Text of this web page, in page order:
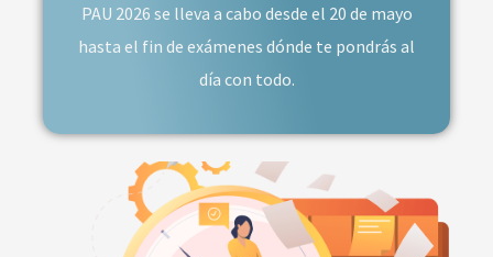
PAU 2026 se lleva a cabo desde el 20 de mayo
hasta el fin de exámenes dónde te pondrás al
día con todo.